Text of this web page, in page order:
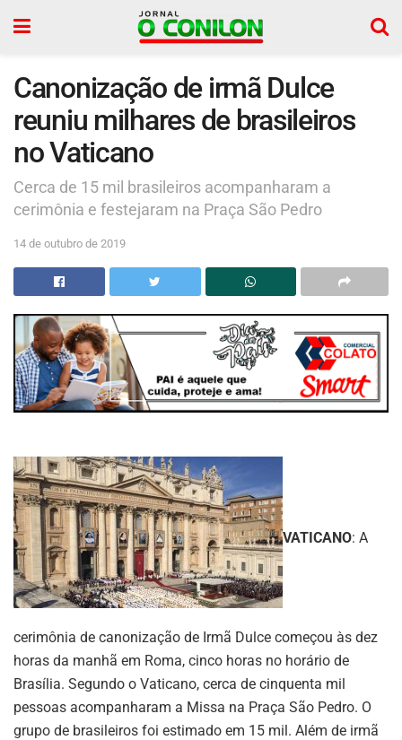
Canonização de irmã Dulce
reuniu milhares de brasileiros
no Vaticano
Cerca de 15 mil brasileiros acompanharam a
cerimônia e festejaram na Praça São Pedro
14 de outubro de 2019
VATICANO: A
cerimônia de canonização de Irmã Dulce começou às dez
horas da manhã em Roma, cinco horas no horário de
Brasília. Segundo o Vaticano, cerca de cinquenta mil
pessoas acompanharam a Missa na Praça São Pedro. O
grupo de brasileiros foi estimado em 15 mil. Além de irmã